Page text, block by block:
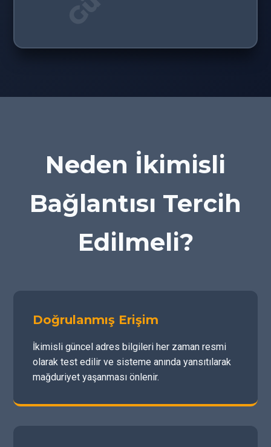
Neden İkimisli
Bağlantısı Tercih
Edilmeli?
Doğrulanmış Erişim
İkimisli güncel adres bilgileri her zaman resmi
olarak test edilir ve sisteme anında yansıtılarak
mağduriyet yaşanması önlenir.